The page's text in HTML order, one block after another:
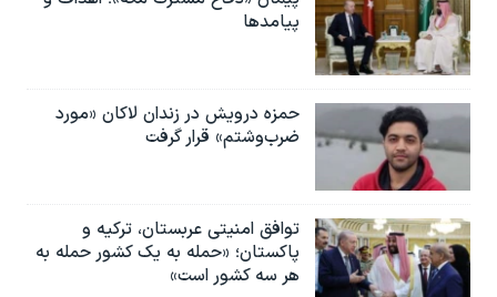
پیامدها
حمزه درویش در زندان لاکان «مورد
ضرب‌وشتم» قرار گرفت
توافق امنیتی عربستان، ترکیه و
پاکستان؛ «حمله به یک کشور حمله به
هر سه کشور است»